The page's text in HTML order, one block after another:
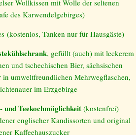
er Wollkissen mit Wolle der seltenen
des Karwendelgebirges)
(kostenlos, Tanken nur für Hausgäste)
, gefüllt (auch) mit leckerem
und tschechischen Bier, sächsischen
in umweltfreundlichen Mehrwegflaschen,
im Erzgebirge
und Teekochmöglichkeit(kostenfrei)
englischer Kandissorten und original
Kaffeehauszucker